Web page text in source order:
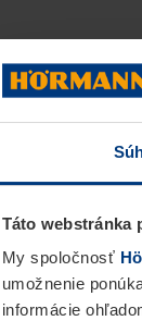
Táto webstránka
My spoločnosť
umožnenie
informácie